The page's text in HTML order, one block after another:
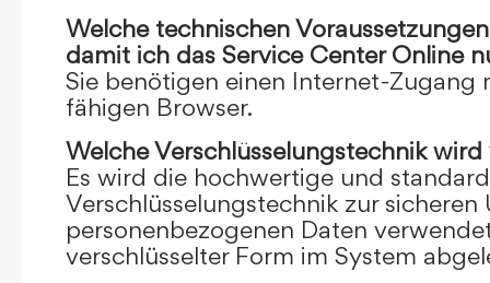
Welche technischen
damit ich das Service Center Online
Sie benötigen einen Internet-Zugang
fähigen Browser.
Welche Verschlüsselungstechnik
Es wird die hochwertige und
Verschlüsselungstechnik zur
personenbezogenen Daten
verschlüsselter Form im System